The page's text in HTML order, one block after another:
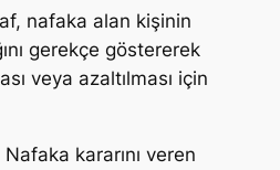
nafaka alan kişinin
gerekçe göstererek
veya azaltılması için
Nafaka kararını veren